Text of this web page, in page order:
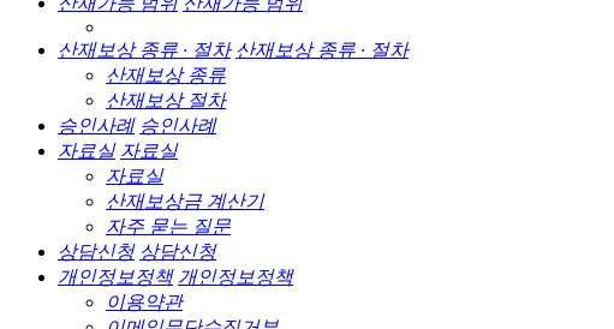
산재보상 종류 · 절차 산재보상 종류 · 절차
산재보상 종류
산재보상 절차
승인사례 승인사례
자료실 자료실
자료실
산재보상금 계산기
자주 묻는 질문
상담신청 상담신청
개인정보정책 개인정보정책
이용약관